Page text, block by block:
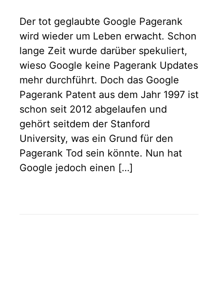
Der tot geglaubte Google Pagerank
wird wieder um Leben erwacht. Schon
lange Zeit wurde darüber spekuliert,
wieso Google keine Pagerank Updates
mehr durchführt. Doch das Google
Pagerank Patent aus dem Jahr 1997 ist
schon seit 2012 abgelaufen und
gehört seitdem der Stanford
University, was ein Grund für den
Pagerank Tod sein könnte. Nun hat
Google jedoch einen […]